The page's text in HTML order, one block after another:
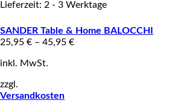
Lieferzeit: 2 - 3 Werktage
SANDER Table & Home BALOCCHI
25,95 € – 45,95 €
inkl. MwSt.
zzgl.
Versandkosten